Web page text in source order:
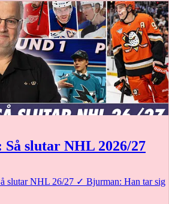
slutar NHL 2026/27
slutar NHL 26/27 ✓ Bjurman: Han tar sig